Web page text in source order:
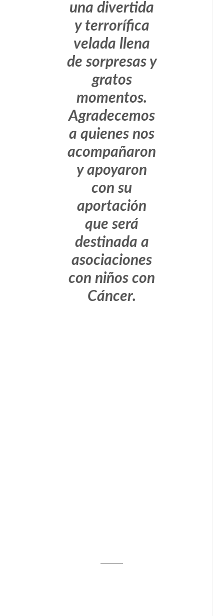
una divertida
y terrorífica
velada llena
de sorpresas y
gratos
momentos.
Agradecemos
a quienes nos
acompañaron
y apoyaron
con su
aportación
que será
destinada a
asociaciones
con niños con
Cáncer.